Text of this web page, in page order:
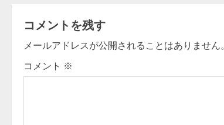
n
a
v
コメントを残す
メールアドレスが公開されることはありません。
コメント ※